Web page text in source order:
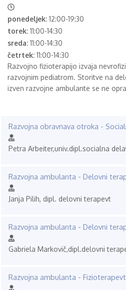
ponedeljek: 12:00-19:30
torek: 11:00-14:30
sreda: 11:00-14:30
četrtek: 11:00-14:30
Razvojno fizioterapijo izvaja
razvojnim pediatrom. Storitve na
izven razvojne ambulante se ne
Razvojna obravnava otroka -
Petra Arbeiter,univ.dipl.socialna
Razvojna ambulanta - Delovni
Janja Pilih, dipl. delovni terapevt
Razvojna ambulanta - Delovni
Gabriela Markovič,dipl.delovni
Razvojna ambulanta -